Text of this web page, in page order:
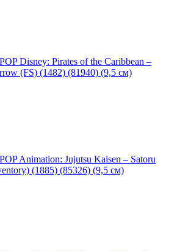
Disney: Pirates of the Caribbean –
(FS) (1482) (81940) (9,5 см)
Animation: Jujutsu Kaisen – Satoru
(1885) (85326) (9,5 см)